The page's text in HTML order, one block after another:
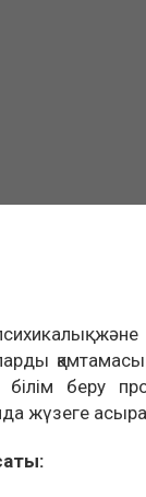
психикалық
беру
жүзеге